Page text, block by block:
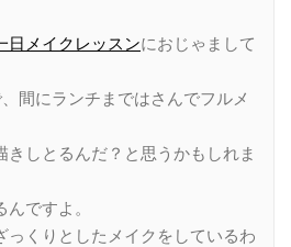
日メイクレッスンにおじゃまして
間にランチまではさんでフルメ
きしとるんだ？と思うかもしれま
ですよ。
っくりとしたメイクをしているわ